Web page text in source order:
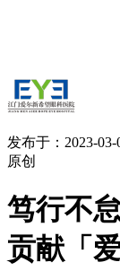
发布于：2023-03-
原创
笃行不
贡献「